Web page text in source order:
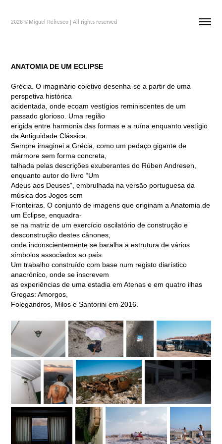
2026 ©Miguel Refresco | All rights reserved
ANATOMIA DE UM ECLIPSE
Grécia. O imaginário coletivo desenha-se a partir de uma
perspetiva histórica
acidentada, onde ecoam vestígios reminiscentes de um
passado glorioso. Uma região
erigida entre harmonia das formas e a ruína enquanto vestígio
da Antiguidade Clássica.
Sempre imaginei a Grécia, como um pedaço gigante de
mármore sem forma concreta,
talhada pelas descrições exuberantes do Rúben Andresen,
enquanto autor do livro “Um
Adeus aos Deuses”, embrulhada na versão portuguesa da
música dos Jogos sem
Fronteiras. O conjunto de imagens que originam a Anatomia de
um Eclipse, enquadra-
se na matriz de um exercício oscilatório de construção e
desconstrução destes cânones,
onde inconscientemente se baralha a estrutura de vários
símbolos associados ao país.
Um trabalho construído com base num registo diarístico
anacrónico, onde se inscrevem
as experiências de uma estadia em Atenas e em quatro ilhas
Gregas: Amorgos,
Folegandros, Milos e Santorini em 2016.